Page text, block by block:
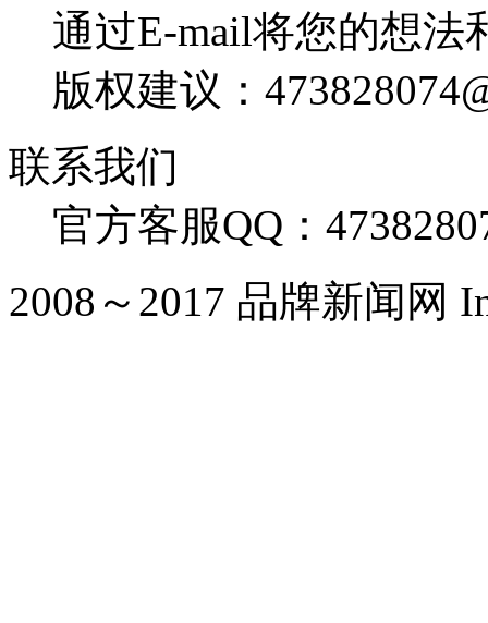
通过E-mail将您的想法
版权建议：
联系我们
官方客服QQ：
2008～2017 品牌新闻网